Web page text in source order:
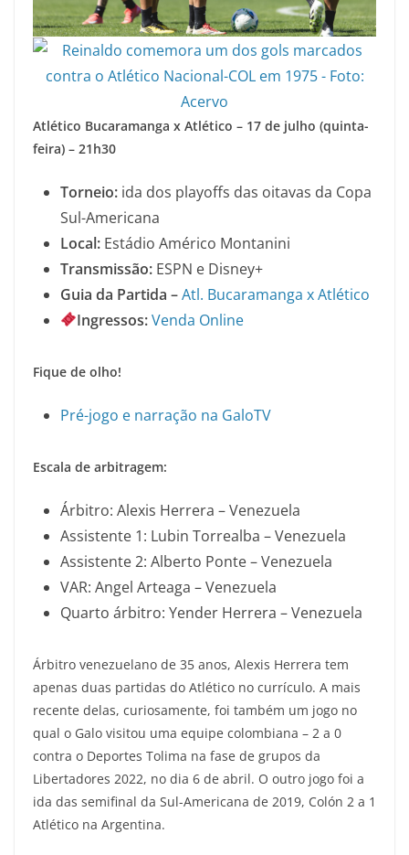
Atlético Bucaramanga x Atlético – 17 de julho (quinta-
feira) – 21h30
Torneio: ida dos playoffs das oitavas da Copa
Sul-Americana
Local: Estádio Américo Montanini
Transmissão: ESPN e Disney+
Guia da Partida –Atl. Bucaramanga x Atlético
Ingressos:Venda Online
Fique de olho!
Pré-jogo e narração na GaloTV
Escala de arbitragem:
Árbitro: Alexis Herrera – Venezuela
Assistente 1: Lubin Torrealba – Venezuela
Assistente 2: Alberto Ponte – Venezuela
VAR: Angel Arteaga – Venezuela
Quarto árbitro: Yender Herrera – Venezuela
Árbitro venezuelano de 35 anos, Alexis Herrera tem
apenas duas partidas do Atlético no currículo. A mais
recente delas, curiosamente, foi também um jogo no
qual o Galo visitou uma equipe colombiana – 2 a 0
contra o Deportes Tolima na fase de grupos da
Libertadores 2022, no dia 6 de abril. O outro jogo foi a
ida das semifinal da Sul-Americana de 2019, Colón 2 a 1
Atlético na Argentina.